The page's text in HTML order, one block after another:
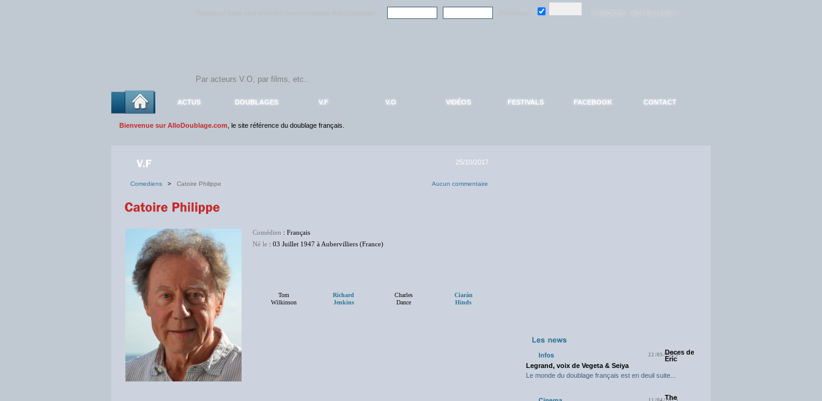
ACTUS DOUBLAGES V.F V.O VIDÉOS FESTIVALS FACEBOOK CONTACT
Bienvenue sur AlloDoublage.com , le site référence du doublage français.
25/10/2017
Comediens > Catoire Philippe Aucun commentaire
Comédien : Français
Né le : 03 Juillet 1947 à Aubervilliers (France)
Tom
Wilkinson
Richard
Jenkins
Charles
Dance
Ciarán
Hinds
22/05/2025Deces de
Eric
Legrand, voix de Vegeta & Seiya
Le monde du doublage français est en deuil suite...
The